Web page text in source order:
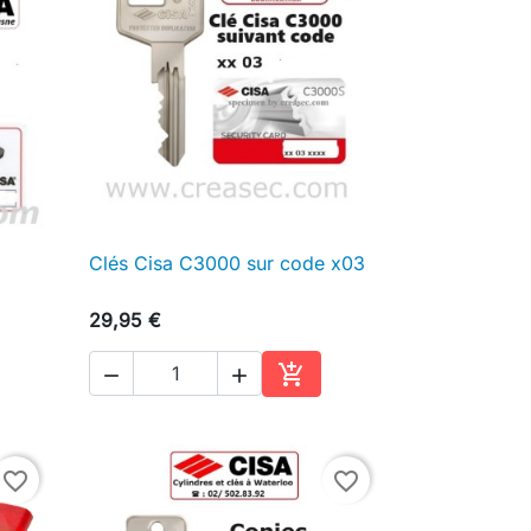
au panier
 Aperçu rapide
Clés Cisa C3000 sur code x03
29,95 €
  
Ajouter au panier
favorite_border favorite_border